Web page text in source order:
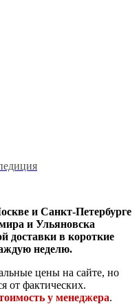
и Санкт-Петербурге
и Ульяновска
доставки в короткие
неделю.
цены на сайте, но
от фактических.
у менеджера.